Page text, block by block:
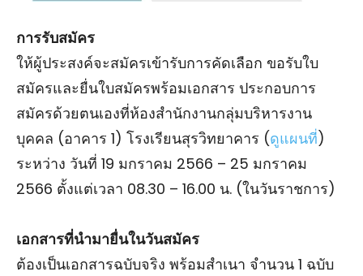
การรับสมัคร
ให้ผู้ประสงค์จะสมัครเข้ารับการคัดเลือก ขอรับใบ
สมัครและยื่นใบสมัครพร้อมเอกสาร ประกอบการ
สมัครด้วยตนเองที่ห้องสํานักงานกลุ่มบริหารงาน
บุคคล (อาคาร 1) โรงเรียนสุรวิทยาคาร (ดูแผนที่)
ระหว่าง วันที่ 19 มกราคม 2566 – 25 มกราคม
2566 ตั้งแต่เวลา 08.30 – 16.00 น. (ในวันราชการ)
เอกสารที่นํามายื่นในวันสมัคร
ต้องเป็นเอกสารฉบับจริง พร้อมสําเนา จํานวน 1 ฉบับ